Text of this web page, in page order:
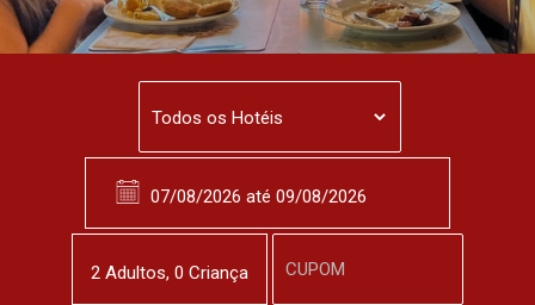
2 Adultos, 0 Criança